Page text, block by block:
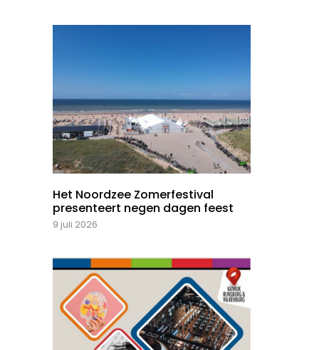
Het Noordzee Zomerfestival
presenteert negen dagen feest
9 juli 2026